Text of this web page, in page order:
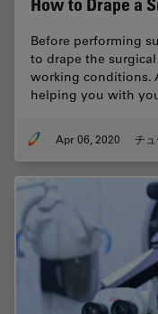
How to Drape a
Before performing
to drape the
working conditions.
helping you with
Apr 06, 2020 チ